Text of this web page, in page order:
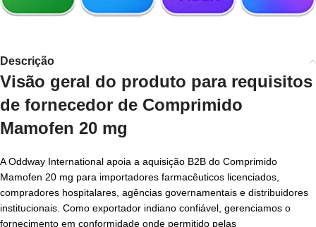
Descrição
Visão geral do produto para requisitos
de fornecedor de Comprimido
Mamofen 20 mg
A Oddway International apoia a aquisição B2B do Comprimido
Mamofen 20 mg para importadores farmacêuticos licenciados,
compradores hospitalares, agências governamentais e distribuidores
institucionais. Como exportador indiano confiável, gerenciamos o
fornecimento em conformidade onde permitido pelas